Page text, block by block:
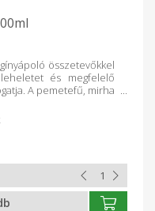
összetevőkkel
és megfelelő
A pemetefű, mirha
hatékonyan polírozza
Alkalmazása: kb. 1 ml
Állatkísérlet mentes,
mentes, GMO mentes,
Biola Biokozmetikai